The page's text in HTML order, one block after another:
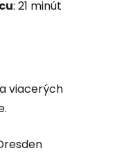
: 21 minút
viacerých